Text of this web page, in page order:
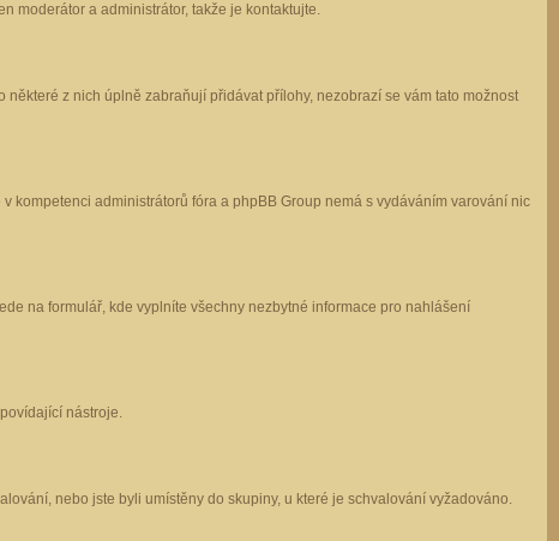
moderátor a administrátor, takže je kontaktujte.
z nich úplně zabraňují přidávat přílohy, nezobrazí se vám tato možnost
kompetenci administrátorů fóra a phpBB Group nemá s vydáváním varování nic
na formulář, kde vyplníte všechny nezbytné informace pro nahlášení
nástroje.
nebo jste byli umístěny do skupiny, u které je schvalování vyžadováno.